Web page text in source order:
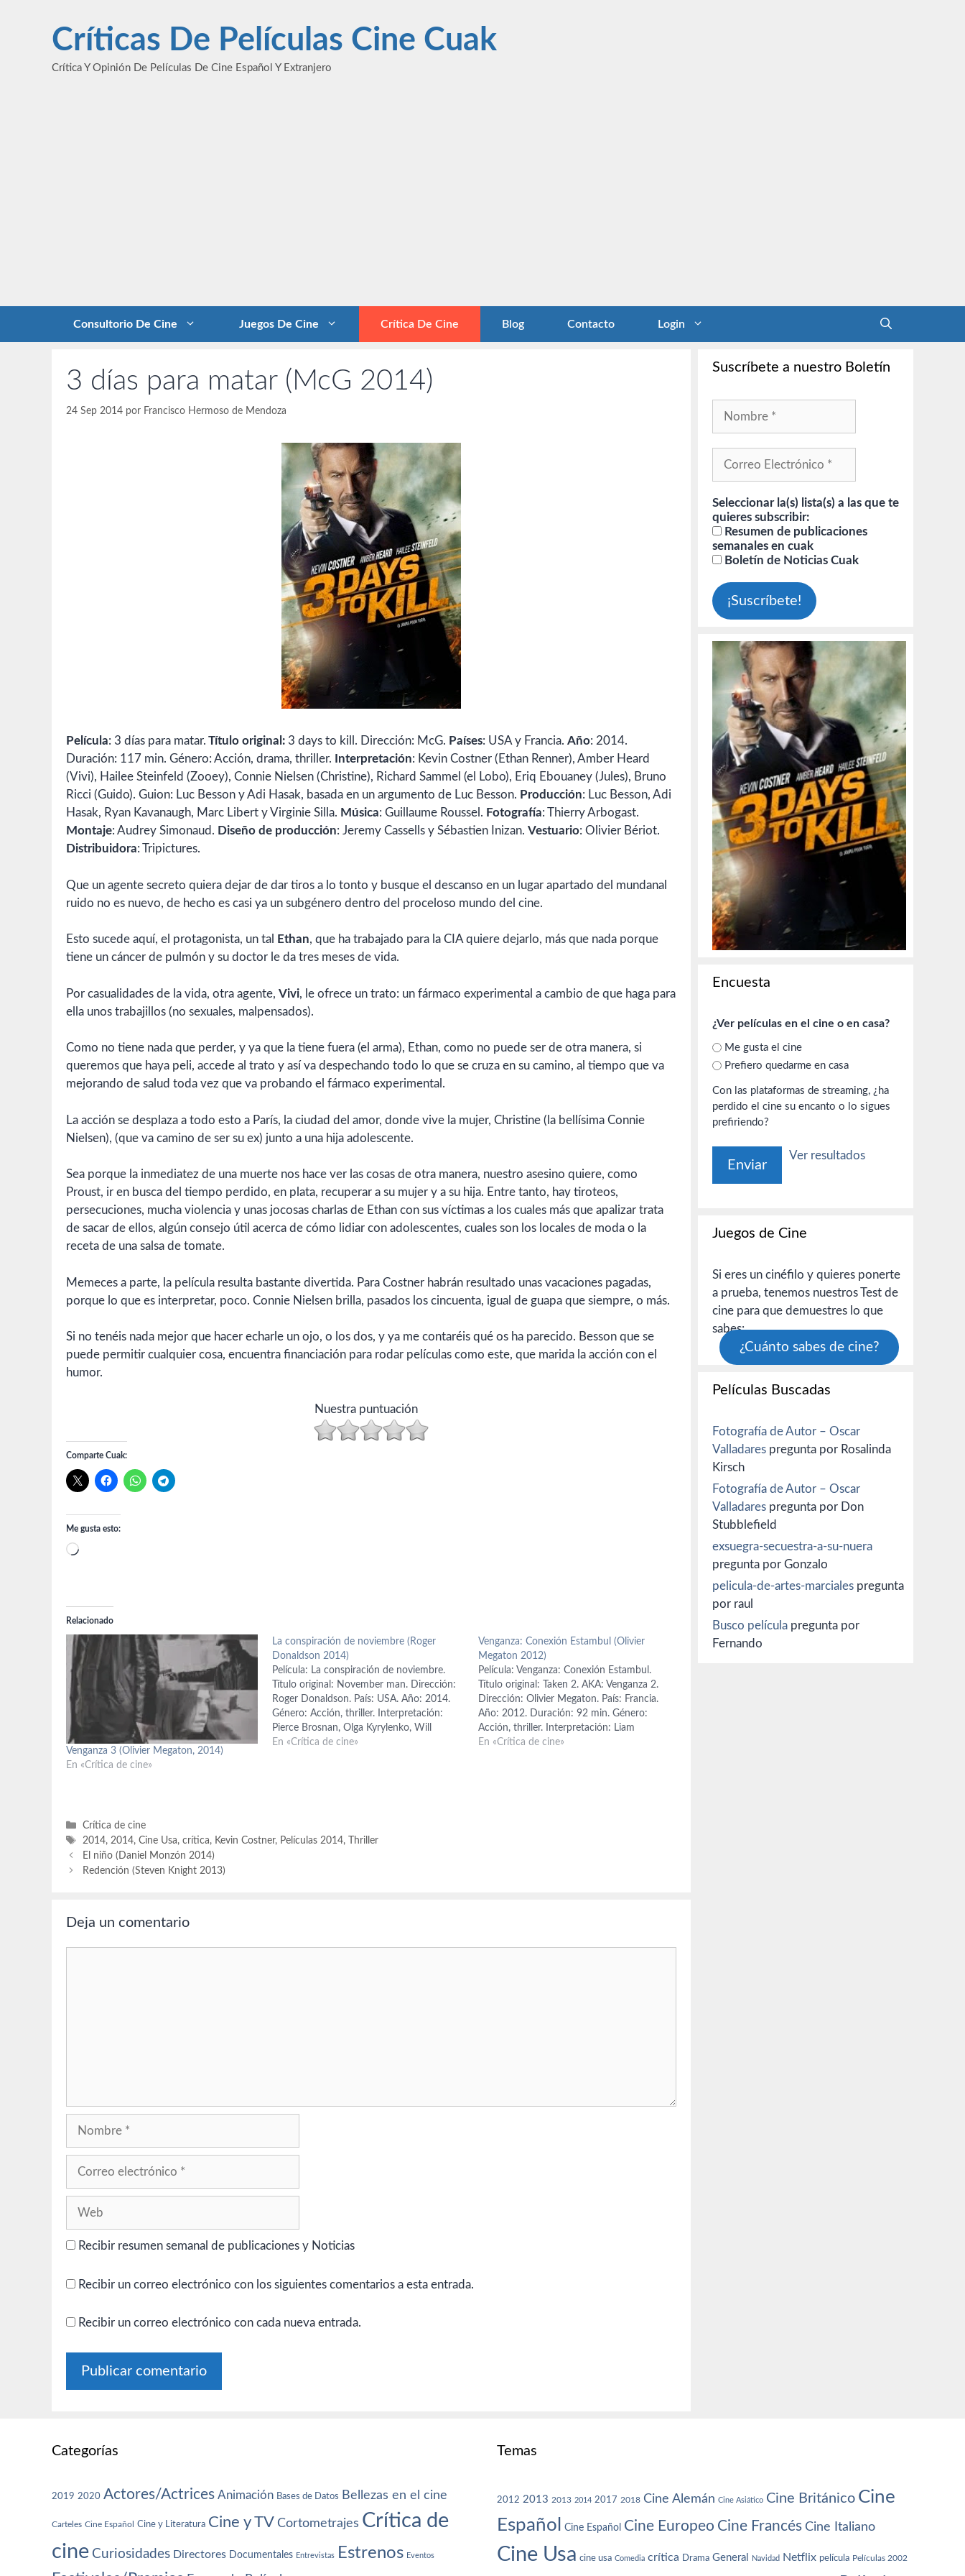
contenidoCríticas De Películas Cine Cuak
Crítica Y Opinión De Películas De Cine Español Y Extranjero
Consultorio De Cine Juegos De Cine Crítica De Cine Blog Contacto Login
3 días para matar (McG 2014)
24 Sep 2014 por Francisco Hermoso de Mendoza
Película: 3 días para matar. Título original: 3 days to kill. Dirección: McG. Países: USA y Francia. Año: 2014.
Duración: 117 min. Género: Acción, drama, thriller.
Interpretación: Kevin Costner (Ethan Renner), Amber Heard
(Vivi), Hailee Steinfeld (Zooey), Connie Nielsen (Christine), Richard Sammel (el Lobo), Eriq Ebouaney (Jules), Bruno
Ricci (Guido). Guion: Luc Besson y Adi Hasak, basada en un argumento de Luc Besson. Producción: Luc Besson, Adi
Hasak, Ryan Kavanaugh, Marc Libert y Virginie Silla. Música: Guillaume Roussel. Fotografía: Thierry Arbogast.
Montaje: Audrey Simonaud. Diseño de producción: Jeremy Cassells y Sébastien Inizan. Vestuario: Olivier Bériot.
Distribuidora: Tripictures.
Que un agente secreto quiera dejar de dar tiros a lo tonto y busque el descanso en un lugar apartado del mundanal
ruido no es nuevo, de hecho es casi ya un subgénero dentro del proceloso mundo del cine.
Esto sucede aquí, el protagonista, un tal Ethan, que ha trabajado para la CIA quiere dejarlo, más que nada porque
tiene un cáncer de pulmón y su doctor le da tres meses de vida.
Por casualidades de la vida, otra agente, Vivi, le ofrece un trato: un fármaco experimental a cambio de que haga para
ella unos trabajillos (no sexuales, malpensados).
Como no tiene nada que perder, y ya que la tiene fuera (el arma), Ethan, como no puede ser de otra manera, si
queremos que haya peli, accede al trato y así va despechando todo lo que se cruza en su camino, al tiempo que va
mejorando de salud toda vez que va probando el fármaco experimental.
La acción se desplaza a todo esto a París, la ciudad del amor, donde vive la mujer, Christine (la bellísima Connie
Nielsen), (que va camino de ser su ex) junto a una hija adolescente.
Sea porque la inmediatez de una muerte nos hace ver las cosas de otra manera, nuestro asesino quiere, como
Proust, ir en busca del tiempo perdido, en plata, recuperar a su mujer y a su hija. Entre tanto, hay tiroteos,
persecuciones, mucha violencia y unas jocosas charlas de Ethan con sus víctimas a los cuales más que apalizar trata
de sacar de ellos, algún consejo útil acerca de cómo lidiar con adolescentes, cuales son los locales de moda o la
receta de una salsa de tomate.
Memeces a parte, la película resulta bastante divertida. Para Costner habrán resultado unas vacaciones pagadas,
porque lo que es interpretar, poco. Connie Nielsen brilla, pasados los cincuenta, igual de guapa que siempre, o más.
Si no tenéis nada mejor que hacer echarle un ojo, o los dos, y ya me contaréis qué os ha parecido. Besson que se
puede permitir cualquier cosa, encuentra financiación para rodar películas como este, que marida la acción con el
humor.
Nuestra puntuación
Comparte Cuak:
Me gusta esto:
Cargando...
Relacionado
Venganza 3 (Olivier Megaton, 2014)
En «Crítica de cine»
La conspiración de noviembre (Roger
Donaldson 2014)
Película: La conspiración de noviembre.
Título original: November man. Dirección:
Roger Donaldson. País: USA. Año: 2014.
Género: Acción, thriller. Interpretación:
Pierce Brosnan, Olga Kyrylenko, Will
Patton, Luke Bracey, Bill Smitrovich. Guión:
En «Crítica de cine»
Venganza: Conexión Estambul (Olivier
Megaton 2012)
Película: Venganza: Conexión Estambul.
Título original: Taken 2. AKA: Venganza 2.
Dirección: Olivier Megaton. País: Francia.
Año: 2012. Duración: 92 min. Género:
Acción, thriller. Interpretación: Liam
Neeson (Bryan Mills), Maggie Grace (Kim),
En «Crítica de cine»
Categorías
Crítica de cine
Etiquetas
2014,2014,Cine Usa,crítica, Kevin Costner, Películas 2014,
Thriller
El niño (Daniel Monzón 2014)
Redención (Steven Knight 2013)
Deja un comentario
Recibir resumen semanal de publicaciones y Noticias
Recibir un correo electrónico con los siguientes comentarios a esta entrada.
Recibir un correo electrónico con cada nueva entrada.
Suscríbete a nuestro Boletín
Seleccionar la(s) lista(s) a las que te
quieres subscribir:
Resumen de publicaciones
semanales en cuak
Boletín de Noticias Cuak
Encuesta
¿Ver películas en el cine o en casa?
Me gusta el cine
Prefiero quedarme en casa
Con las plataformas de streaming, ¿ha
perdido el cine su encanto o lo sigues
prefiriendo?
Ver resultados
Juegos de Cine
Si eres un cinéfilo y quieres ponerte
a prueba, tenemos nuestros Test de
cine para que demuestres lo que
sabes:
¿Cuánto sabes de cine?
Películas Buscadas
Fotografía de Autor – Oscar
Valladares pregunta por Rosalinda
Kirsch
Fotografía de Autor – Oscar
Valladares pregunta por Don
Stubblefield
exsuegra-secuestra-a-su-nuera
pregunta por Gonzalo
pelicula-de-artes-marciales pregunta
por raul
Busco película pregunta por
Fernando
Categorías
2019 2020 Actores/Actrices Animación Bases de Datos Bellezas en el cine
Carteles Cine Español Cine y Literatura Cine y TV Cortometrajes Crítica de
cine Curiosidades Directores Documentales Entrevistas Estrenos Eventos
Temas
2012 2013 2013 2014 2017 2018 Cine Alemán Cine Asiático Cine Británico Cine
Español
Cine Español Cine Europeo Cine Francés Cine Italiano
Cine Usa cine usa Comedia crítica Drama General Navidad Netflix película Películas 2002